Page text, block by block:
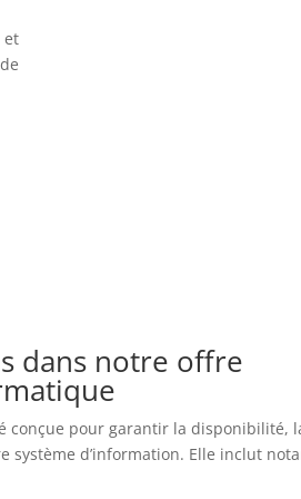
dans notre offre
conçue pour garantir la disponibilité,
système d’information. Elle inclut